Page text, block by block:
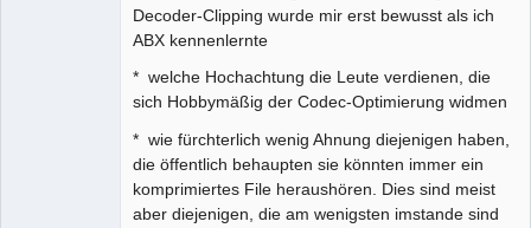
Decoder-Clipping wurde mir erst bewusst als ich
ABX kennenlernte
* welche Hochachtung die Leute verdienen, die
sich Hobbymäßig der Codec-Optimierung widmen
* wie fürchterlich wenig Ahnung diejenigen haben,
die öffentlich behaupten sie könnten immer ein
komprimiertes File heraushören. Dies sind meist
aber diejenigen, die am wenigsten imstande sind